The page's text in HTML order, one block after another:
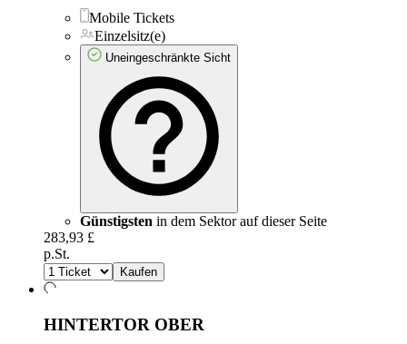
Mobile Tickets
Einzelsitz(e)
Uneingeschränkte Sicht
Günstigsten in dem Sektor auf dieser Seite
283,93 £
p.St.
Kaufen
HINTERTOR OBER